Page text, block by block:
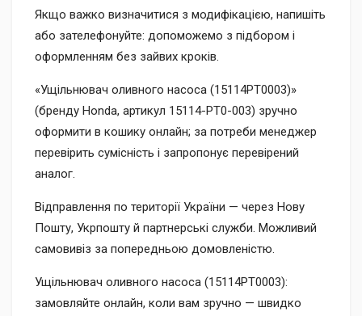
Якщо важко визначитися з модифікацією, напишіть
або зателефонуйте: допоможемо з підбором і
оформленням без зайвих кроків.
«Ущільнювач оливного насоса (15114PT0003)»
(бренду Honda, артикул 15114-PT0-003) зручно
оформити в кошику онлайн; за потреби менеджер
перевірить сумісність і запропонує перевірений
аналог.
Відправлення по території України — через Нову
Пошту, Укрпошту й партнерські служби. Можливий
самовивіз за попередньою домовленістю.
Ущільнювач оливного насоса (15114PT0003):
замовляйте онлайн, коли вам зручно — швидко